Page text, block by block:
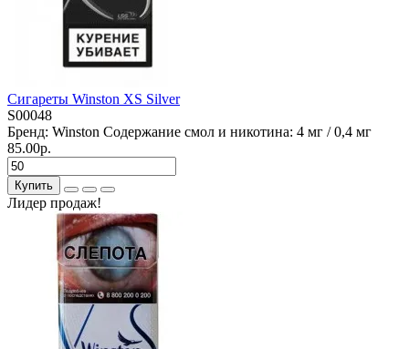
Сигареты Winston XS Silver
S00048
Бренд: Winston Содержание смол и никотина: 4 мг / 0,4 мг
85.00р.
Купить
Лидер продаж!